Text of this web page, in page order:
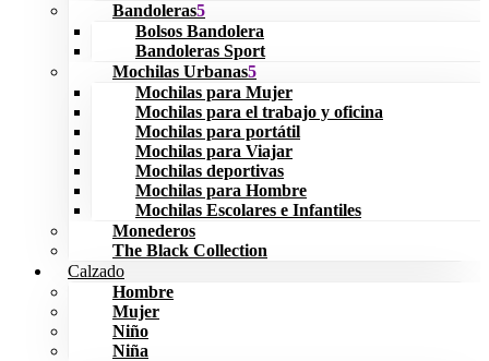
Bandoleras
Bolsos Bandolera
Bandoleras Sport
Mochilas Urbanas
Mochilas para Mujer
Mochilas para el trabajo y oficina
Mochilas para portátil
Mochilas para Viajar
Mochilas deportivas
Mochilas para Hombre
Mochilas Escolares e Infantiles
Monederos
The Black Collection
Calzado
Hombre
Mujer
Niño
Niña